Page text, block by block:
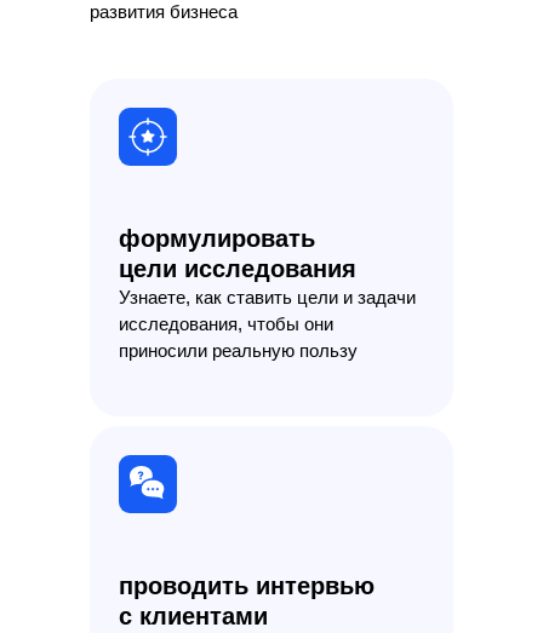
развития бизнеса
формулировать
цели исследования
Узнаете, как ставить цели и задачи
исследования, чтобы они
приносили реальную пользу
проводить интервью
с клиентами